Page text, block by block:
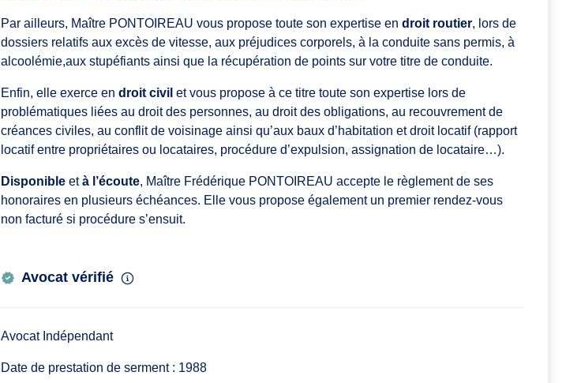
Par ailleurs, Maître PONTOIREAU vous propose toute son expertise en droit routier, lors de
dossiers relatifs aux excès de vitesse, aux préjudices corporels, à la conduite sans permis, à
alcoolémie,aux stupéfiants ainsi que la récupération de points sur votre titre de conduite.
Enfin, elle exerce en droit civil et vous propose à ce titre toute son expertise lors de
problématiques liées au droit des personnes, au droit des obligations, au recouvrement de
créances civiles, au conflit de voisinage ainsi qu’aux baux d’habitation et droit locatif (rapport
locatif entre propriétaires ou locataires, procédure d’expulsion, assignation de locataire…).
Disponible età l’écoute, Maître Frédérique PONTOIREAU accepte le règlement de ses
honoraires en plusieurs échéances. Elle vous propose également un premier rendez-vous
non facturé si procédure s’ensuit.
Avocat vérifié
Avocat Indépendant
Date de prestation de serment : 1988